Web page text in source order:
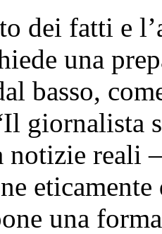
dei fatti e
una
basso,
giornalista
notizie reali
una